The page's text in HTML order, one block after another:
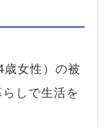
女性）の被
しで生活を